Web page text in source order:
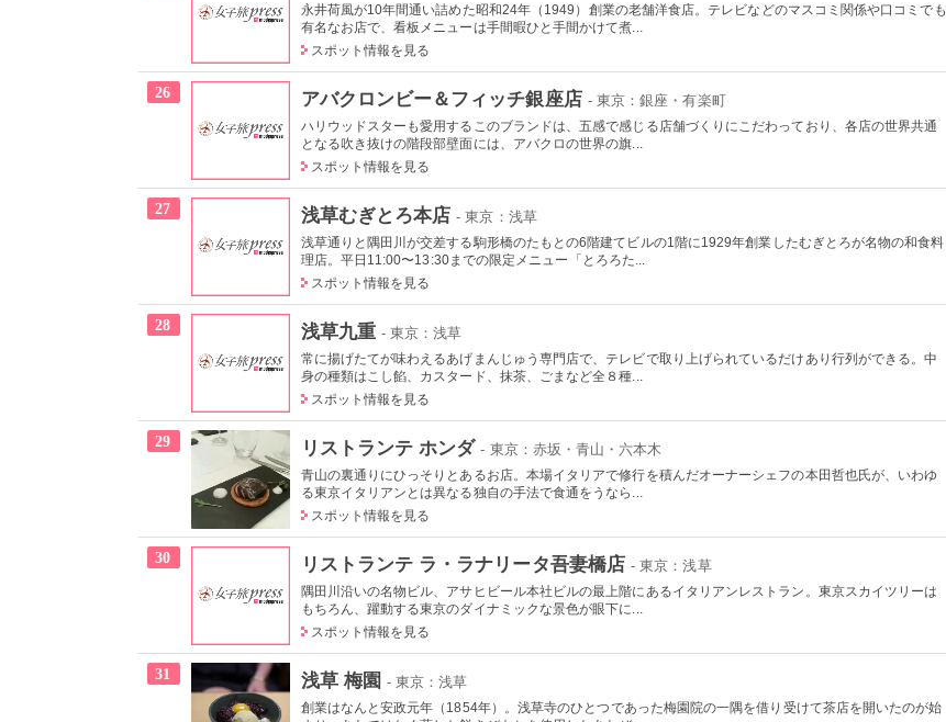
永井荷風が10年間通い詰めた昭和24年（1949）創業の老舗洋食店。テレビなどのマスコミ関係や口コミでも
有名なお店で、看板メニューは手間暇ひと手間かけて煮...
スポット情報を見る
26 アバクロンビー＆フィッチ銀座店 - 東京：銀座・有楽町
ハリウッドスターも愛用するこのブランドは、五感で感じる店舗づくりにこだわっており、各店の世界共通
となる吹き抜けの階段部壁面には、アバクロの世界の旗...
スポット情報を見る
27 浅草むぎとろ本店 - 東京：浅草
浅草通りと隅田川が交差する駒形橋のたもとの6階建てビルの1階に1929年創業したむぎとろが名物の和食料
理店。平日11:00〜13:30までの限定メニュー「とろろた...
スポット情報を見る
28 浅草九重 - 東京：浅草
常に揚げたてが味わえるあげまんじゅう専門店で、テレビで取り上げられているだけあり行列ができる。中
身の種類はこし餡、カスタード、抹茶、ごまなど全８種...
スポット情報を見る
29 リストランテ ホンダ - 東京：赤坂・青山・六本木
青山の裏通りにひっそりとあるお店。本場イタリアで修行を積んだオーナーシェフの本田哲也氏が、いわゆ
る東京イタリアンとは異なる独自の手法で食通をうなら...
スポット情報を見る
30 リストランテ ラ・ラナリータ吾妻橋店 - 東京：浅草
隅田川沿いの名物ビル、アサヒビール本社ビルの最上階にあるイタリアンレストラン。東京スカイツリーは
もちろん、躍動する東京のダイナミックな景色が眼下に...
スポット情報を見る
31 浅草 梅園 - 東京：浅草
創業はなんと安政元年（1854年）。浅草寺のひとつであった梅園院の一隅を借り受けて茶店を開いたのが始